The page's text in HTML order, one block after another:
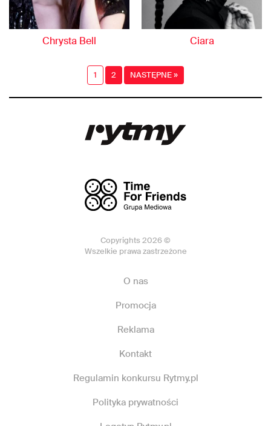
Chrysta Bell Ciara
1 2 NASTĘPNE »
Copyrights 2026 ©
Wszelkie prawa zastrzeżone
O nas
Promocja
Reklama
Kontakt
Regulamin konkursu Rytmy.pl
Polityka prywatności